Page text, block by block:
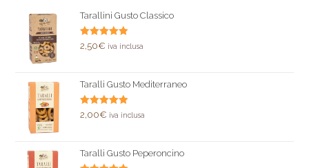
Tarallini Gusto Classico
Valutato
2,50€ iva inclusa
Taralli Gusto Mediterraneo
Valutato
2,00€ iva inclusa
Taralli Gusto Peperoncino